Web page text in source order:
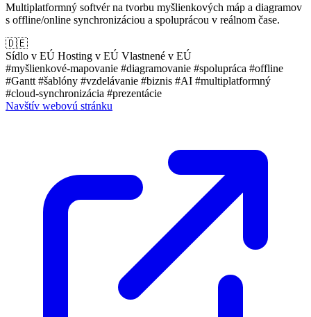
Multiplatformný softvér na tvorbu myšlienkových máp a diagramov
s offline/online synchronizáciou a spoluprácou v reálnom čase.
🇩🇪
Sídlo v EÚ Hosting v EÚ Vlastnené v EÚ
#myšlienkové-mapovanie #diagramovanie #spolupráca #offline
#Gantt #šablóny #vzdelávanie #biznis #AI #multiplatformný
#cloud-synchronizácia #prezentácie
Navštív webovú stránku